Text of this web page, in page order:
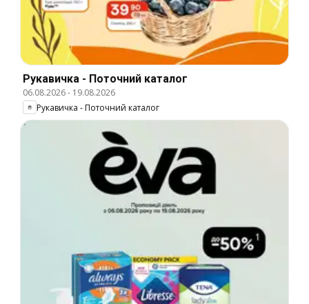
Рукавичка - Поточний каталог
06.08.2026- 19.08.2026
Рукавичка - Поточний каталог